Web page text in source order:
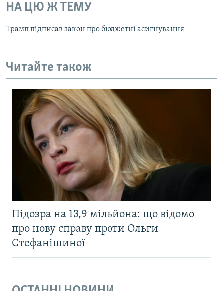
НА ЦЮ Ж ТЕМУ
Трамп підписав закон про бюджетні асигнування
Читайте також
Підозра на 13,9 мільйона: що відомо
про нову справу проти Ольги
Стефанішиної